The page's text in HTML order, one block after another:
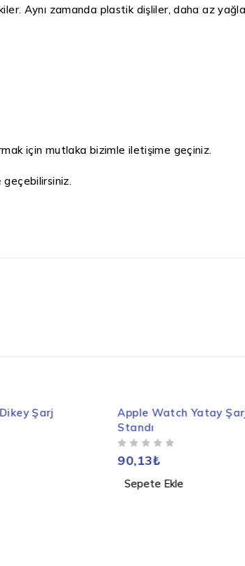
Aynı zamanda plastik dişliler, daha az
için mutlaka bizimle iletişime geçiniz.
geçebilirsiniz.
Apple Watch Yatay Şarj